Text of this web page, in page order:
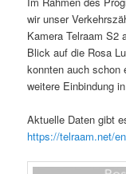
wir unser
Kamera Telraam S2
Blick auf die Rosa
konnten auch schon
weitere Einbindung
Aktuelle Daten gibt
https://telraam.net/